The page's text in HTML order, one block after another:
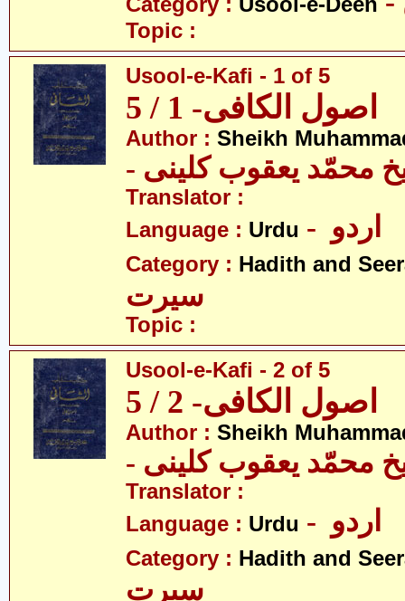
Topic :
Usool-e-Kafi - 1 of 5
اصول الکافی- 1 / 5
Author : Sheikh
محمّد یعقوب کلینی
Translator :
Language : Urdu
Category : Hadith and
سیرت
Topic :
Usool-e-Kafi - 2 of 5
اصول الکافی- 2 / 5
Author : Sheikh
محمّد یعقوب کلینی
Translator :
Language : Urdu
Category : Hadith and
سیرت